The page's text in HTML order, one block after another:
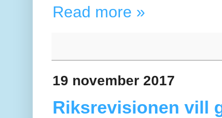
Read more »
19 november 2017
Riksrevisionen vill